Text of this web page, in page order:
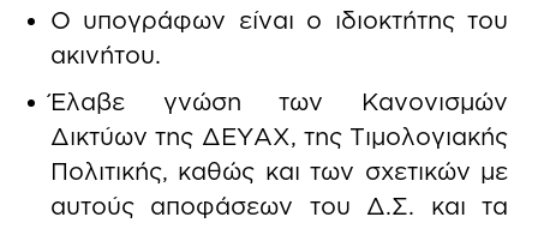
Ο υπογράφων είναι ο ιδιοκτήτης του
ακινήτου.
Έλαβε γνώση των Κανονισμών
Δικτύων της ΔΕΥΑΧ, της Τιμολογιακής
Πολιτικής, καθώς και των σχετικών με
αυτούς αποφάσεων του Δ.Σ. και τα